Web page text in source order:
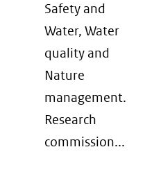
Safety and
Water, Water
quality and
Nature
management.
Research
commission...